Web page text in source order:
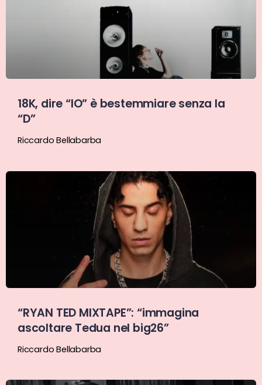
18K, dire “IO” è bestemmiare senza la
“D”
Riccardo Bellabarba
“RYAN TED MIXTAPE”: “immagina
ascoltare Tedua nel big26”
Riccardo Bellabarba